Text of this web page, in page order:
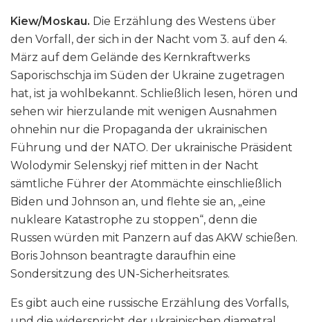
Kiew/Moskau. Die Erzählung des Westens über
den Vorfall, der sich in der Nacht vom 3. auf den 4.
März auf dem Gelände des Kernkraftwerks
Saporischschja im Süden der Ukraine zugetragen
hat, ist ja wohlbekannt. Schließlich lesen, hören und
sehen wir hierzulande mit wenigen Ausnahmen
ohnehin nur die Propaganda der ukrainischen
Führung und der NATO. Der ukrainische Präsident
Wolodymir Selenskyj rief mitten in der Nacht
sämtliche Führer der Atommächte einschließlich
Biden und Johnson an, und flehte sie an, „eine
nukleare Katastrophe zu stoppen“, denn die
Russen würden mit Panzern auf das AKW schießen.
Boris Johnson beantragte daraufhin eine
Sondersitzung des UN-Sicherheitsrates.
Es gibt auch eine russische Erzählung des Vorfalls,